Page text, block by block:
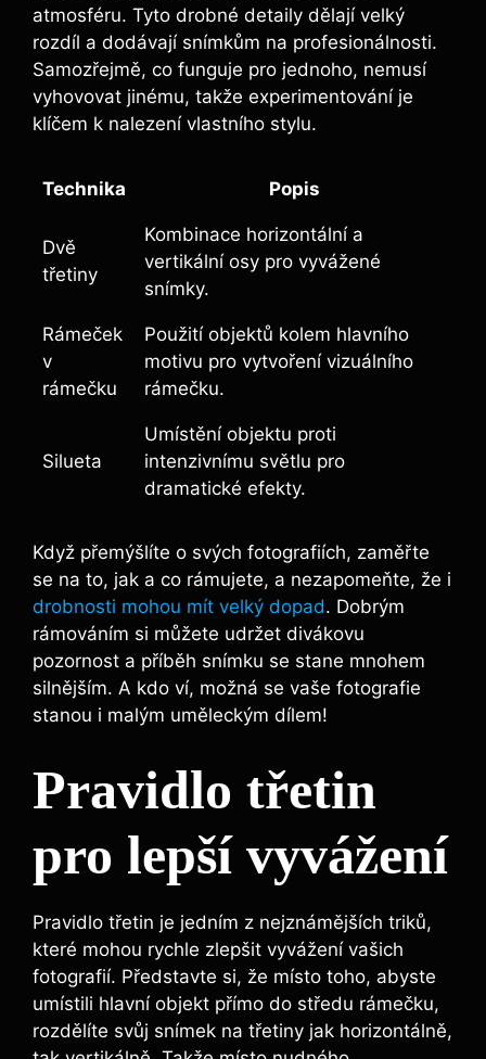
atmosféru. Tyto drobné detaily dělají velký
rozdíl a dodávají snímkům na profesionálnosti.
Samozřejmě, co funguje pro jednoho, nemusí
vyhovovat jinému, takže experimentování je
klíčem k nalezení vlastního stylu.
Technika Popis
Dvě
třetiny
Kombinace horizontální a
vertikální osy pro vyvážené
snímky.
Rámeček
v
rámečku
Použití objektů kolem hlavního
motivu pro vytvoření vizuálního
rámečku.
Silueta
Umístění objektu proti
intenzivnímu světlu pro
dramatické efekty.
Když přemýšlíte o svých fotografiích, zaměřte
se na to, jak a co rámujete, a nezapomeňte, že i
drobnosti mohou mít velký dopad. Dobrým
rámováním si můžete udržet divákovu
pozornost a příběh snímku se stane mnohem
silnějším. A kdo ví, možná se vaše fotografie
stanou i malým uměleckým dílem!
Pravidlo třetin
pro lepší vyvážení
Pravidlo třetin je jedním z nejznámějších triků,
které mohou rychle zlepšit vyvážení vašich
fotografií. Představte si, že místo toho, abyste
umístili hlavní objekt přímo do středu rámečku,
rozdělíte svůj snímek na třetiny jak horizontálně,